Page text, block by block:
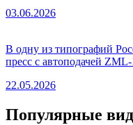
03.06.2026
В одну из типографий
пресс с автоподачей
22.05.2026
Популярные